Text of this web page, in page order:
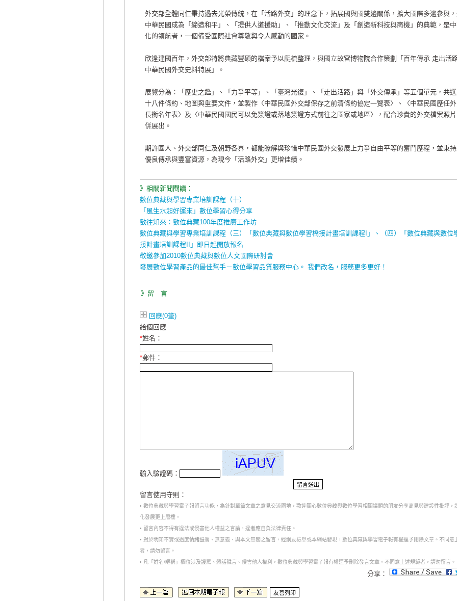
外交部全體同仁秉持過去光榮傳統，在「活路外交」的理念下，拓展國與國雙邊關係，擴大國際多邊參與
中華民國成為「締造和平」、「提供人道援助」、「推動文化交流」及「創造新科技與商機」的典範，是
化的領航者，一個備受國際社會尊敬與令人感動的國家。
欣逢建國百年，外交部特將典藏豐碩的檔案予以爬梳整理，與國立故宮博物院合作策劃「百年傳承 走出活
中華民國外交史料特展」。
展覽分為：「歷史之鑑」、「力爭平等」、「臺灣光復」、「走出活路」與「外交傳承」等五個單元，共選
十八件條約、地圖與重要文件，並製作〈中華民國外交部保存之前清條約協定一覽表〉、〈中華民國歷任
長銜名年表〉及〈中華民國國民可以免簽證或落地簽證方式前往之國家或地區〉，配合珍貴的外交檔案照
併展出。
期許國人、外交部同仁及朝野各界，都能瞭解與珍惜中華民國外交發展上力爭自由平等的奮鬥歷程，並秉
優良傳承與豐富資源，為現今「活路外交」更增佳績。
》相關新聞閱讀：
數位典藏與學習專業培訓課程（十）
「風生水起好運來」數位學習心得分享
數往知來：數位典藏100年度推廣工作坊
數位典藏與學習專業培訓課程（三）「數位典藏與數位學習橋接計畫培訓課程I」、（四）「數位典藏與數位
接計畫培訓課程II」即日起開放報名
敬邀參加2010數位典藏與數位人文國際研討會
發展數位學習產品的最佳幫手－數位學習品質服務中心。 我們改名，服務更多更好！
》留 言
回應(0筆)
給個回應
*姓名：
*郵件：
輸入驗證碼：
留言使用守則：
• 數位典藏與學習電子報留言功能，為針對單篇文章之意見交流園地，歡迎關心數位典藏與數位學習相關議題的朋友分享高見與建設性批評，
化發展更上層樓。
• 留言內容不得有違法或侵害他人權益之言論，違者應自負法律責任。
• 對於明知不實或過度情緒謾罵、無意義、與本文無關之留言，經網友檢舉或本網站發現，數位典藏與學習電子報有權逕予刪除文章。不同意
者，請勿留言。
• 凡「姓名/暱稱」欄位涉及謾罵、髒話穢言、侵害他人權利，數位典藏與學習電子報有權逕予刪除發言文章。不同意上述規範者，請勿留言。
分享：